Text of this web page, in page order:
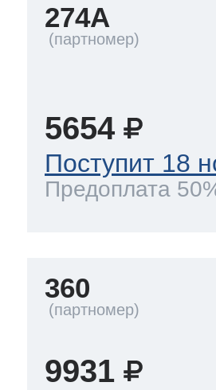
274A
5654
Поступит 18
Предоплата
360
9931